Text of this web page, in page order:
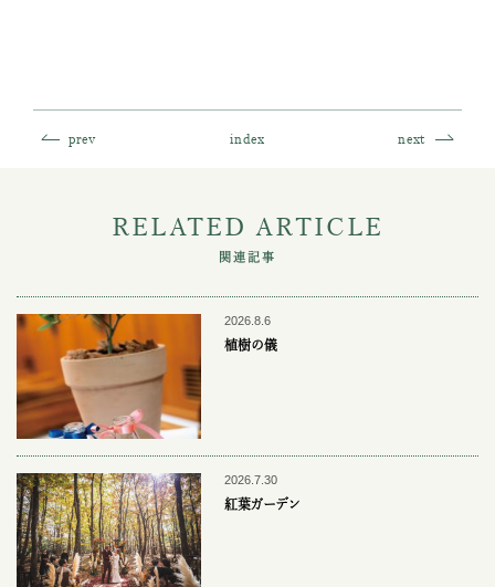
prev index next
RELATED ARTICLE
関連記事
2026.8.6
植樹の儀
2026.7.30
紅葉ガーデン